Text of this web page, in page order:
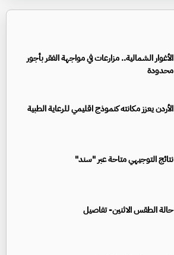
الأغوار الشمالية.. مزارعات في مواجهة الفقر بأجور
محدودة
الأردن يعزز مكانته كنموذج اقليمي للرعاية الطبية
نتائج التوجيهي متاحة عبر "سند"
حالة الطقس الاثنين- تفاصيل